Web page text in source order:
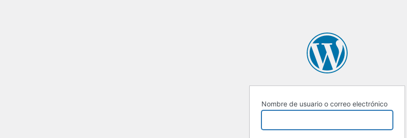
Nombre de usuario o correo electrónico